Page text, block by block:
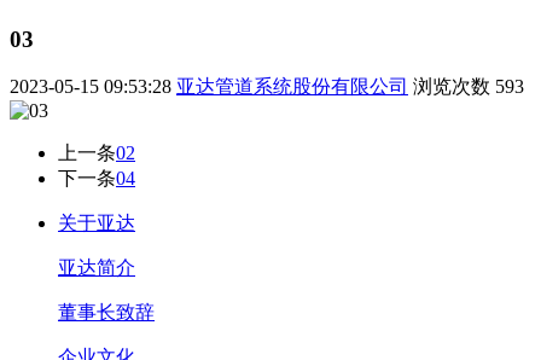
03
2023-05-15 09:53:28 亚达管道系统股份有限公司 浏览次数 593
上一条02
下一条04
关于亚达
亚达简介
董事长致辞